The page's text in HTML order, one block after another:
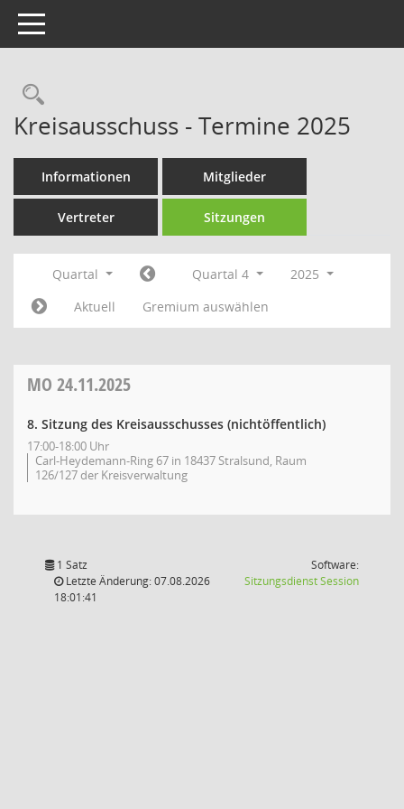
Toggle navigation
Rechercheauswahl
Kreisausschuss - Termine 2025
Informationen Mitglieder
Vertreter Sitzungen
Quartal Quartal 4
2025
Aktuell
Gremium auswählen
MO 24.11.2025
8. Sitzung des Kreisausschusses (nichtöffentlich)
17:00-18:00 Uhr
Carl-Heydemann-Ring 67 in 18437 Stralsund, Raum
126/127 der Kreisverwaltung
1 Satz
Letzte Änderung: 07.08.2026
18:01:41
Software:
SitzungsdienstSession(Wird in